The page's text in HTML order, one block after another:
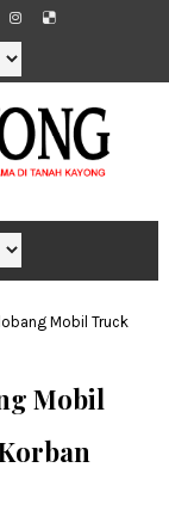
Mobil Truck
Mobil